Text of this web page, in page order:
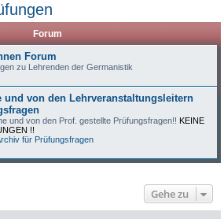
Forum
Forum
zu Lehrenden der Germanistik
und von den Lehrveranstaltungsleitern
und von den Prof. gestellte Prüfungsfragen!! KEINE
!!
für Prüfungsfragen
Gehe zu